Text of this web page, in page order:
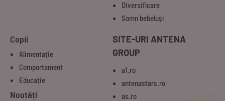
Diversificare
Somn bebeluși
Copii
Alimentație
Comportament
Educație
Noutăți
SITE-URI ANTENA
GROUP
a1.ro
antenastars.ro
as.ro